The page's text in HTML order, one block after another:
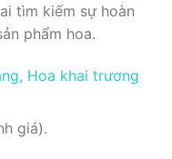
tìm kiếm sự hoàn
phẩm hoa.
Hoa khai trương
giá).